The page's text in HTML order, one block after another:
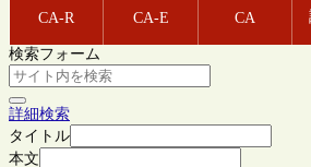
CA-R CA-E CA
検索フォーム
詳細検索
タイトル
本文